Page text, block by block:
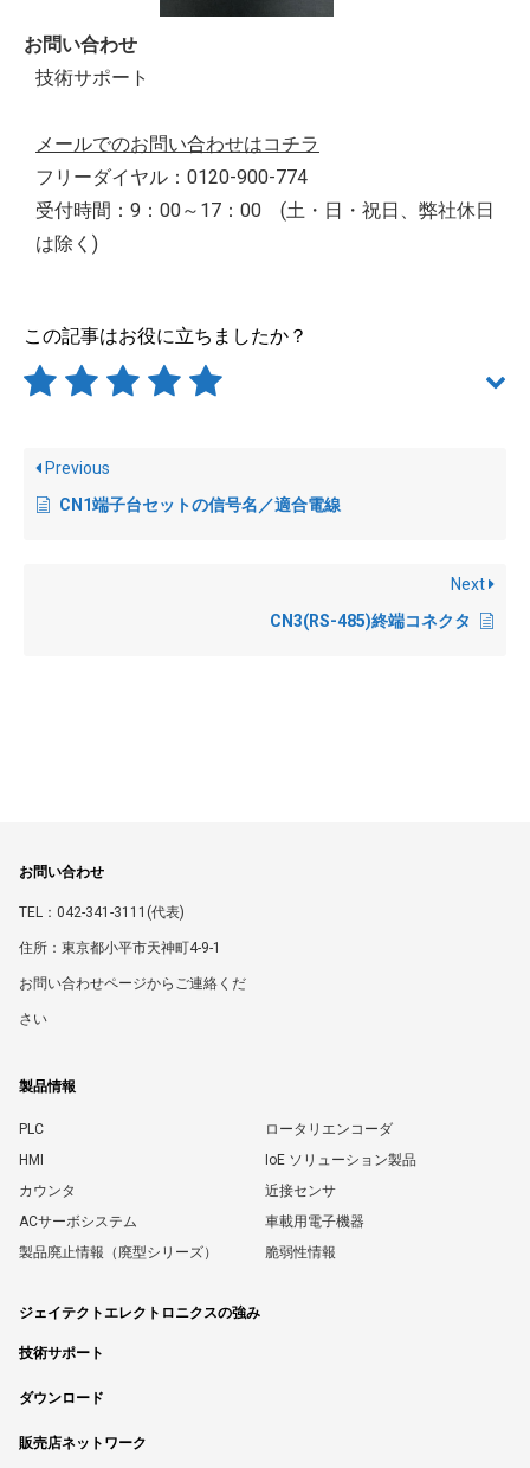
お問い合わせ
技術サポート
メールでのお問い合わせはコチラ
フリーダイヤル：0120-900-774
受付時間：9：00～17：00 (土・日・祝日、弊社休日
は除く)
この記事はお役に立ちましたか？
Previous
CN1端子台セットの信号名／適合電線
Next
CN3(RS-485)終端コネクタ
お問い合わせ
TEL：042-341-3111(代表)
住所：東京都小平市天神町4-9-1
お問い合わせページからご連絡くだ
さい
製品情報
PLC
ロータリエンコーダ
HMI
IoE ソリューション製品
カウンタ
近接センサ
ACサーボシステム
車載用電子機器
製品廃止情報（廃型シリーズ）
脆弱性情報
ジェイテクトエレクトロニクスの強み
技術サポート
ダウンロード
販売店ネットワーク